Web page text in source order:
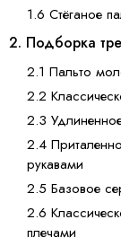
1.6 Стёганое
2. Подборка
2.1 Пальто
2.2
2.3
2.4
рукавами
2.5 Базовое
2.6
плечами